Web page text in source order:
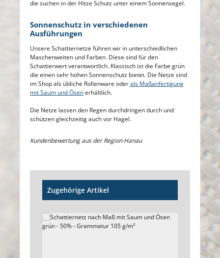
die suchen in der Hitze Schutz unter einem Sonnensegel.
Sonnenschutz in verschiedenen
Ausführungen
Unsere Schattiernetze führen wir in unterschiedlichen
Maschenweiten und Farben. Diese sind für den
Schattierwert verantwortlich. Klassisch ist die Farbe grün
die einen sehr hohen Sonnenschutz bietet. Die Netze sind
im Shop als übliche Rollenware oderals Maßanfertigung
mit Saum und Ösenerhältlich.
Die Netze lassen den Regen durchdringen durch und
schützen gleichzeitig auch vor Hagel.
Kundenbewertung aus der Region Hanau
Zugehörige Artikel